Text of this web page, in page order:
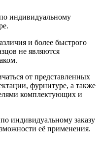
индивидуальному
и более быстрого
не являются
от представленных
фурнитуре, а также
комплектующих и
индивидуальному заказу
её применения.